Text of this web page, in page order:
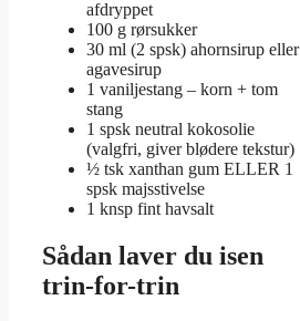
afdryppet
100 g rørsukker
30 ml (2 spsk) ahornsirup eller
agavesirup
1 vaniljestang – korn + tom
stang
1 spsk neutral kokosolie
(valgfri, giver blødere tekstur)
½ tsk xanthan gum ELLER 1
spsk majsstivelse
1 knsp fint havsalt
Sådan laver du isen
trin-for-trin